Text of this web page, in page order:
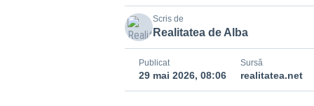
Scris de
Realitatea de Alba
Publicat
29 mai 2026, 08:06
Sursă
realitatea.net